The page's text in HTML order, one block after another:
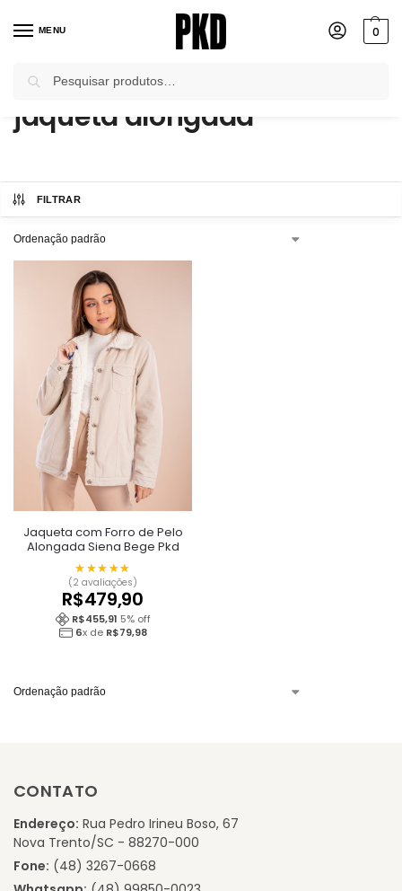
MENU 0
Início / Produtos marcados com a tag “jaqueta alongada”
jaqueta alongada
FILTRAR
Jaqueta com Forro de Pelo
Alongada Siena Bege Pkd
R$479,90
★★★★★
★★★★★
(2 avaliações)
R$455,91 5% off
6x de R$79,98
CONTATO
Endereço: Rua Pedro Irineu Boso, 67
Nova Trento/SC - 88270-000
Fone: (48) 3267-0668